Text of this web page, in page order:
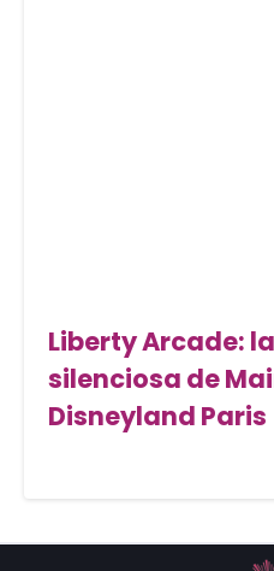
Liberty Arcade:
silenciosa de
Disneyland Paris